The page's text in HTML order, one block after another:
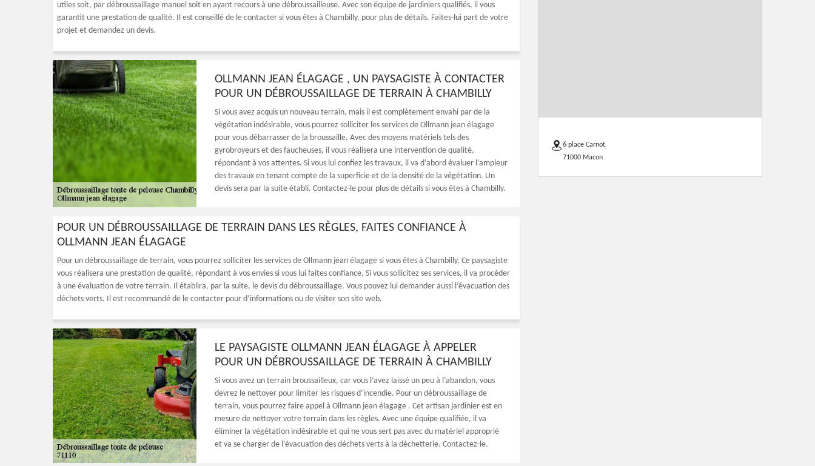
utiles soit, par débroussaillage manuel soit en ayant recours à une débroussailleuse. Avec son équipe de jardiniers qualifiés, il vous
garantit une prestation de qualité. Il est conseillé de le contacter si vous êtes à Chambilly, pour plus de détails. Faites-lui part de votre
projet et demandez un devis.
OLLMANN JEAN ÉLAGAGE , UN PAYSAGISTE À CONTACTER
POUR UN DÉBROUSSAILLAGE DE TERRAIN À CHAMBILLY
Si vous avez acquis un nouveau terrain, mais il est complètement envahi par de la
végétation indésirable, vous pourrez solliciter les services de Ollmann jean élagage
pour vous débarrasser de la broussaille. Avec des moyens matériels tels des
gyrobroyeurs et des faucheuses, il vous réalisera une intervention de qualité,
répondant à vos attentes. Si vous lui confiez les travaux, il va d’abord évaluer l’ampleur
des travaux en tenant compte de la superficie et de la densité de la végétation. Un
devis sera par la suite établi. Contactez-le pour plus de détails si vous êtes à Chambilly.
POUR UN DÉBROUSSAILLAGE DE TERRAIN DANS LES RÈGLES, FAITES CONFIANCE À
OLLMANN JEAN ÉLAGAGE
Pour un débroussaillage de terrain, vous pourrez solliciter les services de Ollmann jean élagage si vous êtes à Chambilly. Ce paysagiste
vous réalisera une prestation de qualité, répondant à vos envies si vous lui faites confiance. Si vous sollicitez ses services, il va procéder
à une évaluation de votre terrain. Il établira, par la suite, le devis du débroussaillage. Vous pouvez lui demander aussi l’évacuation des
déchets verts. Il est recommandé de le contacter pour d’informations ou de visiter son site web.
LE PAYSAGISTE OLLMANN JEAN ÉLAGAGE À APPELER
POUR UN DÉBROUSSAILLAGE DE TERRAIN À CHAMBILLY
Si vous avez un terrain broussailleux, car vous l’avez laissé un peu à l’abandon, vous
devrez le nettoyer pour limiter les risques d’incendie. Pour un débroussaillage de
terrain, vous pourrez faire appel à Ollmann jean élagage . Cet artisan jardinier est en
mesure de nettoyer votre terrain dans les règles. Avec une équipe qualifiée, il va
éliminer la végétation indésirable et qui ne vous sert pas avec du matériel approprié
et va se charger de l’évacuation des déchets verts à la déchetterie. Contactez-le.
6 place Carnot
71000 Macon